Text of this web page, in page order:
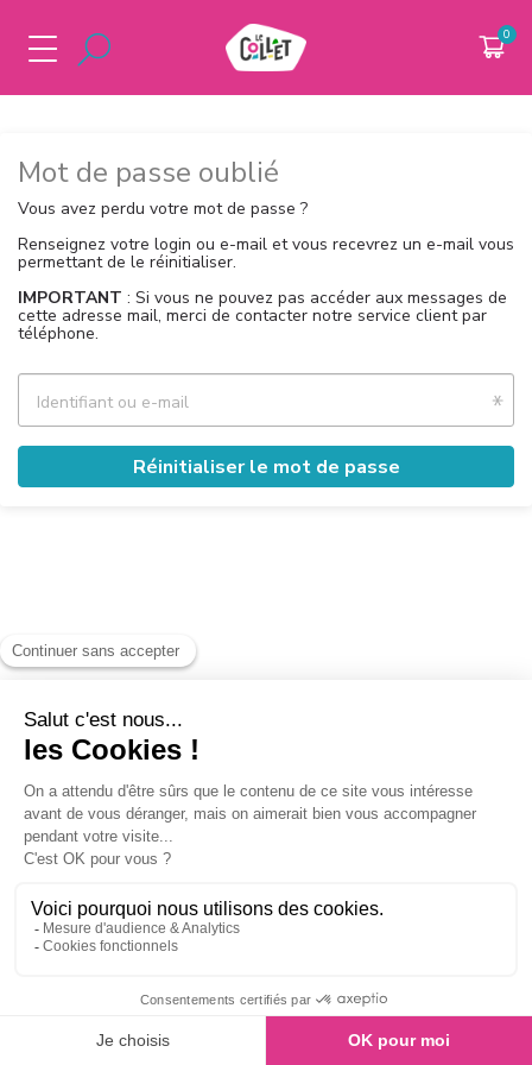
Mot de passe oublié
Vous avez perdu votre mot de passe ?
Renseignez votre login ou e-mail et vous recevrez un e-mail vous
permettant de le réinitialiser.
IMPORTANT : Si vous ne pouvez pas accéder aux messages de
cette adresse mail, merci de contacter notre service client par
téléphone.
Identifiant ou e-mail
Échange et annulation
Aucun remboursement, avoir et report ne seront procédés pour
cause personnelle. Pour plus d'informations consultez les CGV.
CSE & ASSO